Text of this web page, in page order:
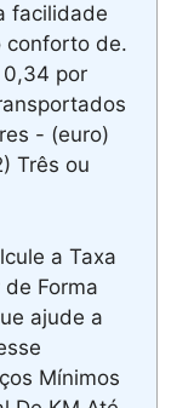
facilidade
conforto de.
por
- (euro)
Três ou
a Taxa
Forma
ajude a
Mínimos